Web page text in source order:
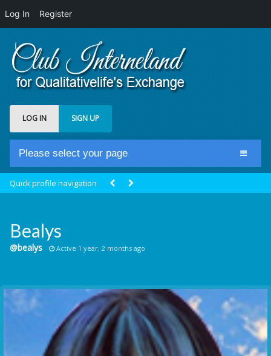
Log In Register
LOG IN SIGN UP
Please select your page
Groups
Communication Point
Cristal Temple
Meeting Point
The Yacht Club
Quick profile navigation
Bealys
@bealys Active 1 year, 2 months ago